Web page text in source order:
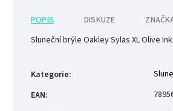
POPIS DISKUZE
Sluneční brýle Oakley Sylas XL Olive
Kategorie:
EAN: